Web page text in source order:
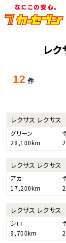
レ
12 件
レクサス レクサ
グリーン
28,100km
レクサス レクサ
アカ
17,200km
レクサス レクサ
シロ
9,700km